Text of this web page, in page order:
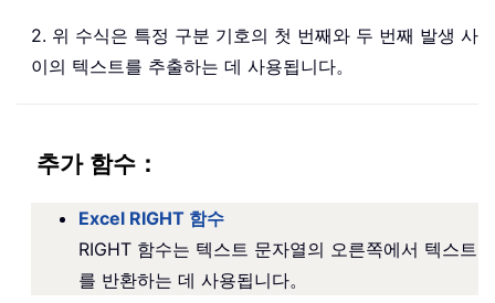
2. 위 수식은 특정 구분 기호의 첫 번째와 두 번째 발생 사
이의 텍스트를 추출하는 데 사용됩니다。
추가 함수：
Excel RIGHT 함수
RIGHT 함수는 텍스트 문자열의 오른쪽에서 텍스트
를 반환하는 데 사용됩니다。